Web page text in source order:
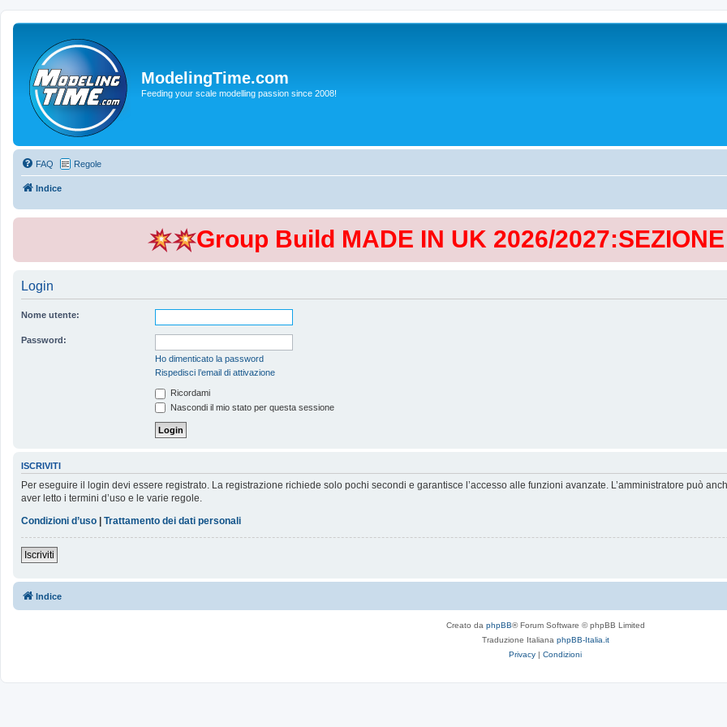
ModelingTime.com
Feeding your scale modelling passion since 2008!
FAQ Regole
Indice
Group Build MADE IN UK 2026/
Login
Nome utente:
Password:
Ho dimenticato la password
Rispedisci l’email di attivazione
Ricordami
Nascondi il mio stato per questa sessione
ISCRIVITI
Per eseguire il login devi essere registrato. La registrazione richiede solo pochi secondi e garantisce l’accesso alle funzioni avanzate. L’amministratore può
aver letto i termini d’uso e le varie regole.
Condizioni d’uso | Trattamento dei dati personali
Iscriviti
Indice
Creato da phpBB® Forum Software © phpBB Limited
Traduzione Italiana phpBB-Italia.it
Privacy | Condizioni